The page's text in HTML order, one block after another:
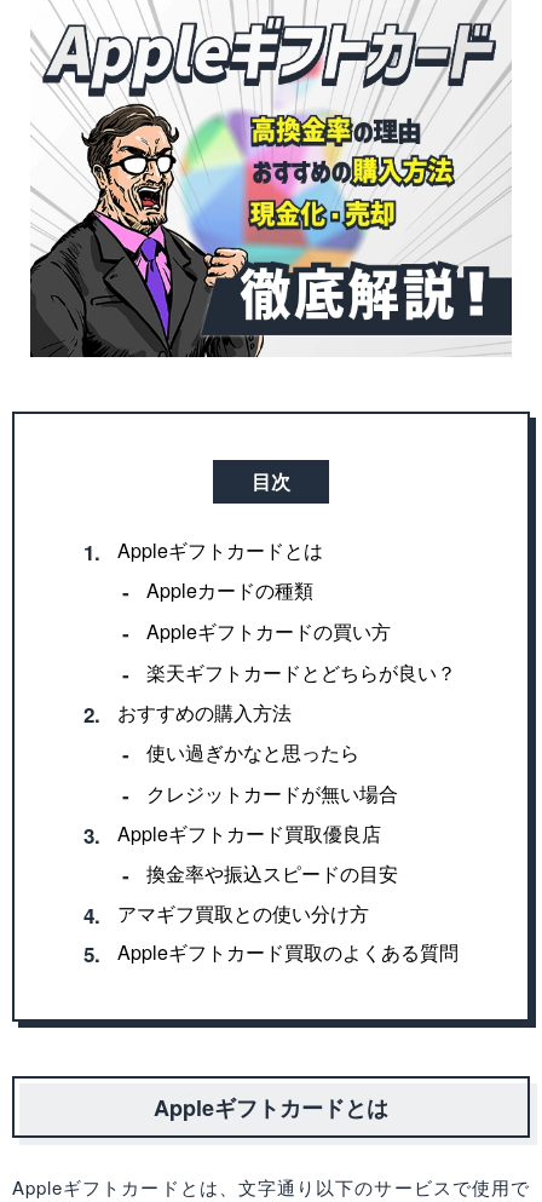
目次
1. Appleギフトカードとは
‐ Appleカードの種類
‐ Appleギフトカードの買い方
‐ 楽天ギフトカードとどちらが良い？
2. おすすめの購入方法
‐ 使い過ぎかなと思ったら
‐ クレジットカードが無い場合
3. Appleギフトカード買取優良店
‐ 換金率や振込スピードの目安
4. アマギフ買取との使い分け方
5. Appleギフトカード買取のよくある質問
Appleギフトカードとは
Appleギフトカードとは、文字通り以下のサービスで使用で